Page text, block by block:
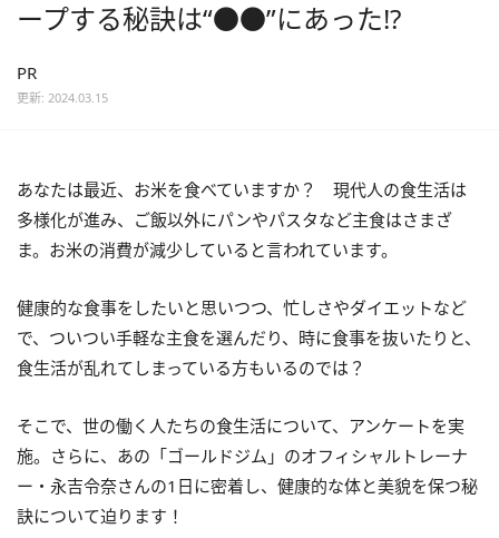
ープする秘訣は“●●”にあった!?
PR
更新: 2024.03.15
あなたは最近、お米を食べていますか？ 現代人の食生活は
多様化が進み、ご飯以外にパンやパスタなど主食はさまざ
ま。お米の消費が減少していると言われています。
健康的な食事をしたいと思いつつ、忙しさやダイエットなど
で、ついつい手軽な主食を選んだり、時に食事を抜いたりと、
食生活が乱れてしまっている方もいるのでは？
そこで、世の働く人たちの食生活について、アンケートを実
施。さらに、あの「ゴールドジム」のオフィシャルトレーナ
ー・永吉令奈さんの1日に密着し、健康的な体と美貌を保つ秘
訣について迫ります！